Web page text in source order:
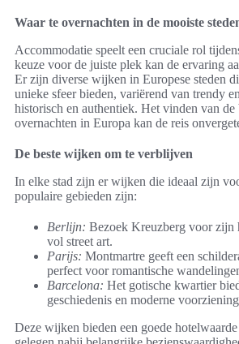
Waar te overnachten in de mooiste
Accommodatie speelt een cruciale rol
keuze voor de juiste plek kan de ervaring
Er zijn diverse wijken in Europese steden
unieke sfeer bieden, variërend van trendy
historisch en authentiek. Het vinden van de
overnachten in Europa kan de reis
De beste wijken om te verblijven
In elke stad zijn er wijken die ideaal zijn
populaire gebieden zijn:
Berlijn: Bezoek Kreuzberg voor zijn
vol street art.
Parijs: Montmartre geeft een
perfect voor romantische
Barcelona: Het gotische kwartier
geschiedenis en moderne
Deze wijken bieden een goede